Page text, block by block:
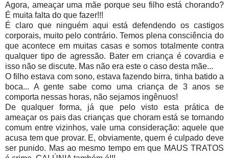
Agora, ameaçar uma mãe porque seu filho está chorando?
É muita falta do que fazer!!!
É claro que ninguém aqui está defendendo os castigos
corporais, muito pelo contrário. Temos plena consciência do
que acontece em muitas casas e somos totalmente contra
qualquer tipo de agressão. Bater em criança é covardia e
isso não se discute. Mas não era este o caso desta mãe...
O filho estava com sono, estava fazendo birra, tinha batido a
boca... A gente sabe como uma criança de 3 anos se
comporta nessas horas, não sejamos ingênuos!
De qualquer forma, já que pelo visto esta prática de
ameaçar os pais das crianças que choram está se tornando
comum entre vizinhos, vale uma consideração: aquele que
acusa tem que provar. E, obviamente, quem é culpado deve
ser punido. Mas ao mesmo tempo em que MAUS TRATOS